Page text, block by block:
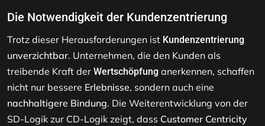
Die Notwendigkeit der Kundenzentrierung
Trotz dieser Herausforderungen ist Kundenzentrierung
unverzichtbar. Unternehmen, die den Kunden als
treibende Kraft der Wertschöpfung anerkennen, schaffen
nicht nur bessere Erlebnisse, sondern auch eine
nachhaltigere Bindung. Die Weiterentwicklung von der
SD-Logik zur CD-Logik zeigt, dass Customer Centricity